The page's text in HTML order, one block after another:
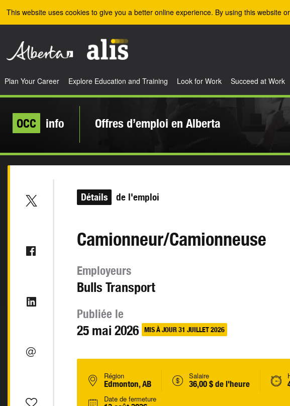
This website uses cookies to give you a better online experience. By using this website
Plan Your Career Explore Education and Training Look for Work Succeed at Work
OCC info Offres d’emploi en Alberta
Détails de l'emploi
Camionneur/Camionneuse
Employeurs
Bulls Transport
Publiée le
25 mai 2026 MIS À JOUR 31 JUILLET 2026
Région
Edmonton, AB
Salaire
36,00 $ de l'heure
Date de fermeture